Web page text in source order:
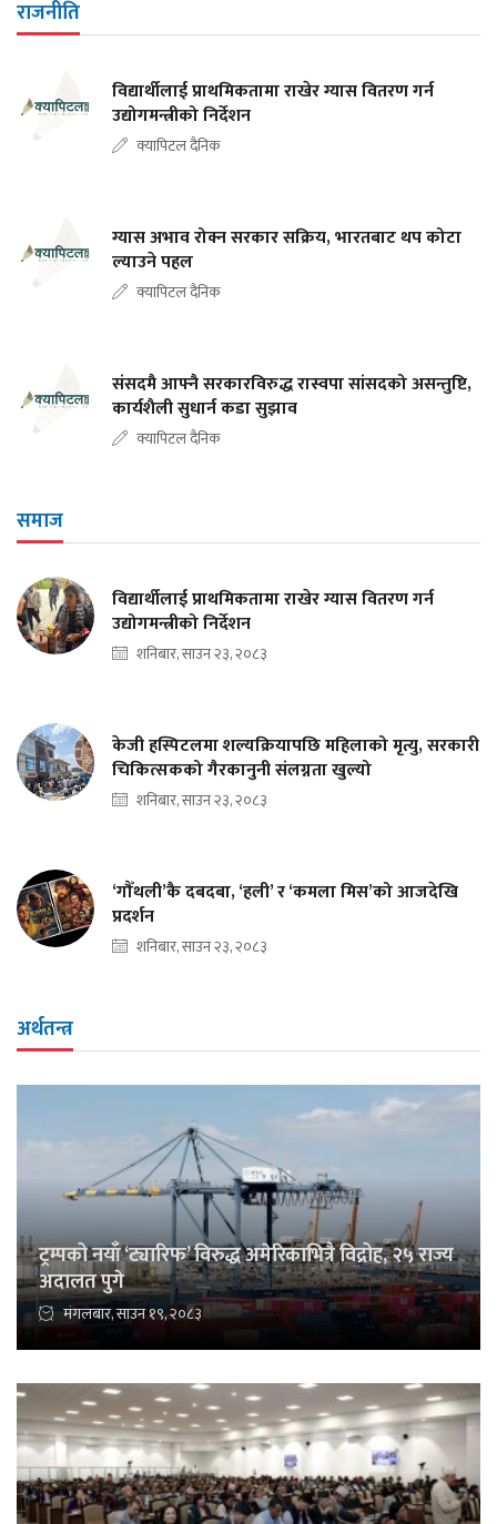
राजनीति
विद्यार्थीलाई प्राथमिकतामा राखेर ग्यास वितरण गर्न
उद्योगमन्त्रीको निर्देशन
क्यापिटल दैनिक
ग्यास अभाव रोक्न सरकार सक्रिय, भारतबाट थप कोटा
ल्याउने पहल
क्यापिटल दैनिक
संसदमै आफ्नै सरकारविरुद्ध रास्वपा सांसदको असन्तुष्टि,
कार्यशैली सुधार्न कडा सुझाव
क्यापिटल दैनिक
समाज
विद्यार्थीलाई प्राथमिकतामा राखेर ग्यास वितरण गर्न
उद्योगमन्त्रीको निर्देशन
शनिबार, साउन २३, २०८३
केजी हस्पिटलमा शल्यक्रियापछि महिलाको मृत्यु, सरकारी
चिकित्सकको गैरकानुनी संलग्नता खुल्यो
शनिबार, साउन २३, २०८३
‘गौँथली’कै दबदबा, ‘हली’ र ‘कमला मिस’को आजदेखि
प्रदर्शन
शनिबार, साउन २३, २०८३
अर्थतन्त्र
ट्रम्पको नयाँ ‘ट्यारिफ’ विरुद्ध अमेरिकाभित्रै विद्रोह, २५ राज्य
अदालत पुगे
मंगलबार, साउन १९, २०८३